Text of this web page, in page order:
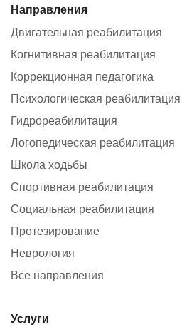
Направления
Двигательная реабилитация
Когнитивная реабилитация
Коррекционная педагогика
Психологическая реабилитация
Гидрореабилитация
Логопедическая реабилитация
Школа ходьбы
Спортивная реабилитация
Социальная реабилитация
Протезирование
Неврология
Все направления
Услуги